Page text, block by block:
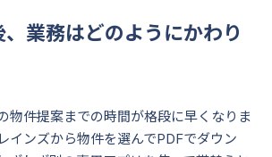
業務はどのようにかわり
物件提案までの時間が格段に早くなりま
インズから物件を選んでPDFでダウン